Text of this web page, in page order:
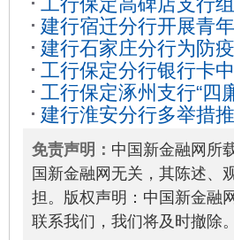
02-20
建行宿迁分行开展青
建行石家庄分行为防
11-11
工行保定分行银行卡
【八大优势看工行】
工行保定涿州支行“四
03
建行淮安分行多举措
免责声明： 中国新金融网所
国新金融网无关，其陈述、
担。版权声明：中国新金融
联系我们，我们将及时撤除。